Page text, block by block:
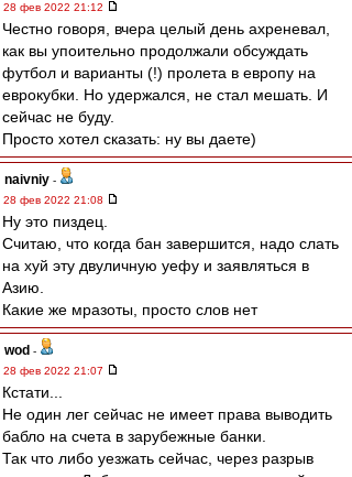
28 фев 2022 21:12
Честно говоря, вчера целый день ахреневал,
как вы упоительно продолжали обсуждать
футбол и варианты (!) пролета в европу на
еврокубки. Но удержался, не стал мешать. И
сейчас не буду.
Просто хотел сказать: ну вы даете)
naivniy -
28 фев 2022 21:08
Ну это пиздец.
Считаю, что когда бан завершится, надо слать
на хуй эту двуличную уефу и заявляться в
Азию.
Какие же мразоты, просто слов нет
wod -
28 фев 2022 21:07
Кстати...
Не один лег сейчас не имеет права выводить
бабло на счета в зарубежные банки.
Так что либо уезжать сейчас, через разрыв